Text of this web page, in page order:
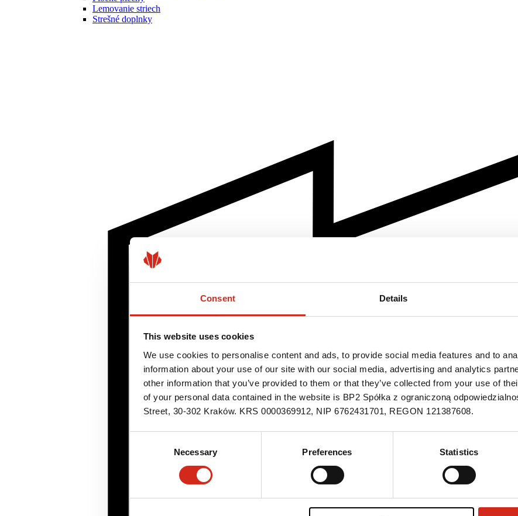
Consent Details
This website uses cookies
We use cookies to personalise content and ads, to provide social media features and to
information about your use of our site with our social media, advertising and analytics
other information that you’ve provided to them or that they’ve collected from your use of
of your personal data contained in the website is BP2 Spółka z ograniczoną
Street, 30-302 Kraków. KRS 0000369912, NIP 6762431701, REGON 121387608.
Necessary Preferences Statistics
Lemovanie striech
Strešné doplnky